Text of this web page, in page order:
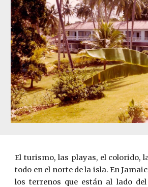
El turismo, las playas, el colorido,
todo en el norte de la isla. En
los terrenos que están al lado